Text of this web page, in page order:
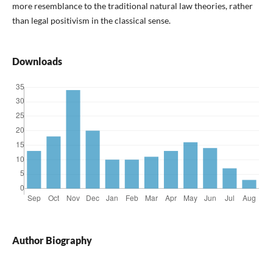
more resemblance to the traditional natural law theories, rather
than legal positivism in the classical sense.
Downloads
Author Biography